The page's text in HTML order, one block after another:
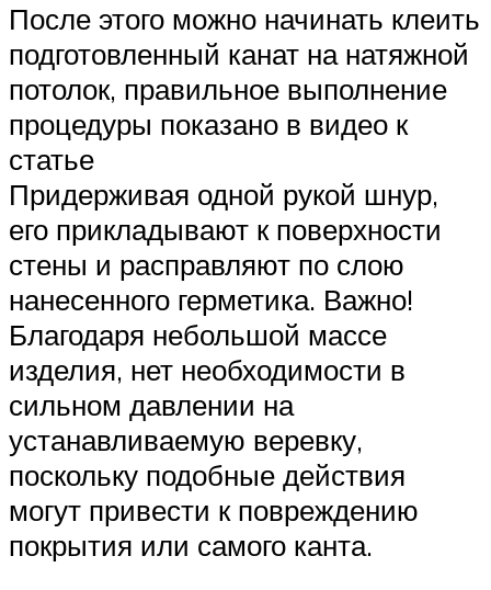
После этого можно начинать клеить
подготовленный канат на натяжной
потолок, правильное выполнение
процедуры показано в видео к
статье
Придерживая одной рукой шнур,
его прикладывают к поверхности
стены и расправляют по слою
нанесенного герметика. Важно!
Благодаря небольшой массе
изделия, нет необходимости в
сильном давлении на
устанавливаемую веревку,
поскольку подобные действия
могут привести к повреждению
покрытия или самого канта.